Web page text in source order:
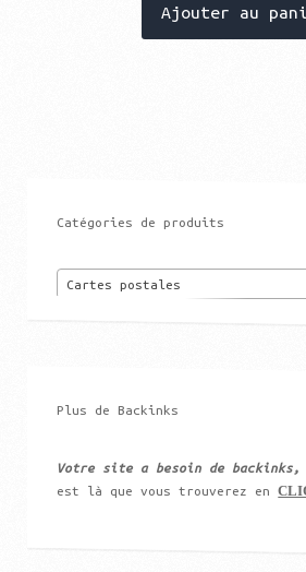
Ajouter au
Catégories de produits
Cartes postales
Plus de Backinks
Votre site a besoin de backinks,
est là que vous trouverez en